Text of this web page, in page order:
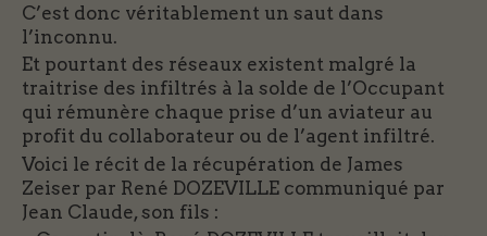
C’est donc véritablement un saut dans
l’inconnu.
Et pourtant des réseaux existent malgré la
traitrise des infiltrés à la solde de l’Occupant
qui rémunère chaque prise d’un aviateur au
profit du collaborateur ou de l’agent infiltré.
Voici le récit de la récupération de James
Zeiser par René DOZEVILLE communiqué par
Jean Claude, son fils :